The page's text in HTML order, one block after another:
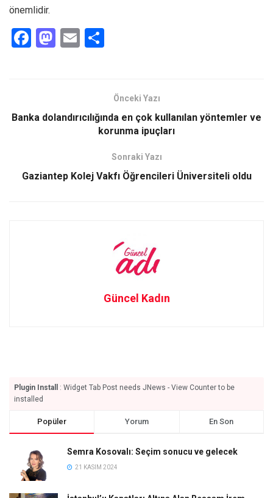
önemlidir.
F
o
M
d
E
Önceki Yazı
Banka dolandırıcılığında en çok kullanılan yöntemler ve
korunma ipuçları
Sonraki Yazı
Gaziantep Kolej Vakfı Öğrencileri Üniversiteli oldu
Güncel Kadın
Plugin Install
: Widget Tab Post needs JNews - View Counter to be
installed
Popüler Yorum En Son
Semra Kosovalı: Seçim sonucu ve gelecek
21 KASIM 2024